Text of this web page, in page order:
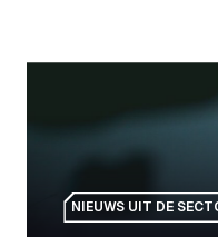
Hoe realtime inzicht
NIEUWS UIT DE